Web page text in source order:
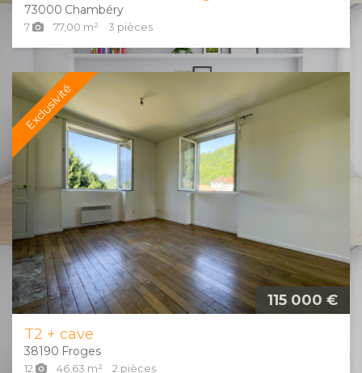
Chambéry
73000
7 77,00 m² 3 pièces
Exclusivité
115 000 €
T2 + cave
Froges
38190
12 46,63 m² 2 pièces